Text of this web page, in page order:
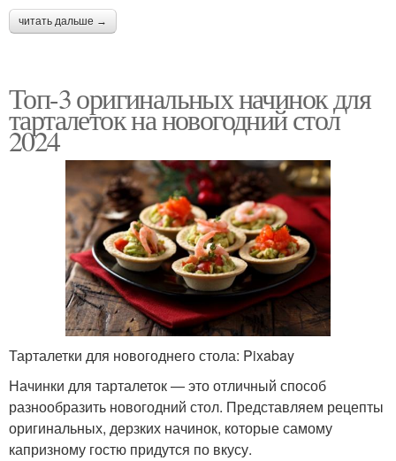
читать дальше →
Топ-3 оригинальных начинок для
тарталеток на новогодний стол
2024
Тарталетки для новогоднего стола: Pixabay
Начинки для тарталеток — это отличный способ
разнообразить новогодний стол. Представляем рецепты
оригинальных, дерзких начинок, которые самому
капризному гостю придутся по вкусу.